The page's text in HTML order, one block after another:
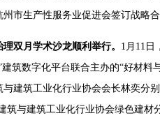
市生产性服务业促进会签订战略
双月学术沙龙顺利举行。 1月11日
筑数字化平台联合主办的“好材
建筑工业化行业协会会长林奕分
筑与建筑工业化行业协会绿色建